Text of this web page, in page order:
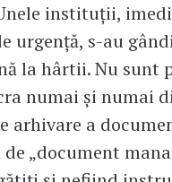
instituții,
urgență, s-au
la hârtii. Nu sunt
numai și numai
arhivare a
„document